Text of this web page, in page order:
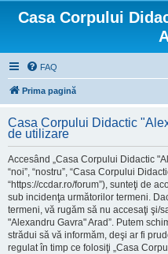
Casa Corpului
FAQ
Prima pagină
Casa Corpului Didactic
de utilizare
Accesând „Casa Corpului Didactic
“noi”, “nostru”, “Casa Corpului
“https://ccdar.ro/forum”), sunteţi de
sub incidenţa următorilor termeni.
termeni, vă rugăm să nu accesaţi şi/
"Alexandru Gavra" Arad”. Putem
strădui să vă informăm, deşi ar fi
regulat în timp ce folosiţi „Casa